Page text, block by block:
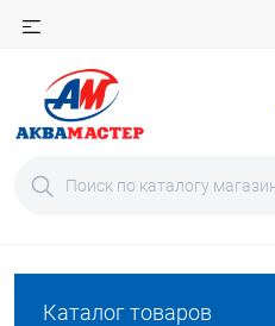
Каталог товаров